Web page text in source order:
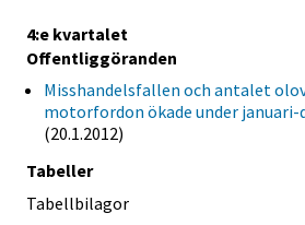
4:e kvartalet
Offentliggöranden
Misshandelsfallen och antalet
motorfordon ökade under januari-
(20.1.2012)
Tabeller
Tabellbilagor